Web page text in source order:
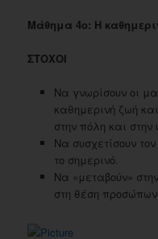
Μάθημα 4ο: Η
ΣΤΟΧΟΙ
Να γνωρίσουν οι
καθημερινή ζωή
στην πόλη και στην
Να συσχετίσουν
το σημερινό.
Να «μεταβούν»
στη θέση προσώπων